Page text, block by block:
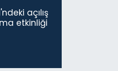
açılış
etkinliği